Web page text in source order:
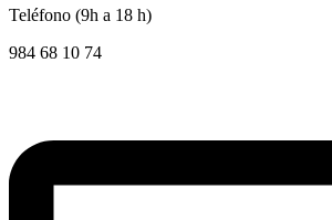
Teléfono (9h a 18 h)
984 68 10 74